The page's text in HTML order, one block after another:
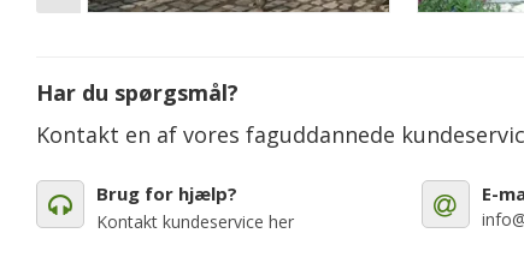
Har du spørgsmål?
Kontakt en af vores faguddannede
Brug for hjælp?
Kontakt kundeservice her
E-